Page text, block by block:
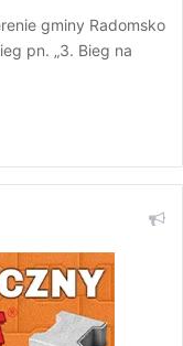
gminy Radomsko
pn. „3. Bieg na